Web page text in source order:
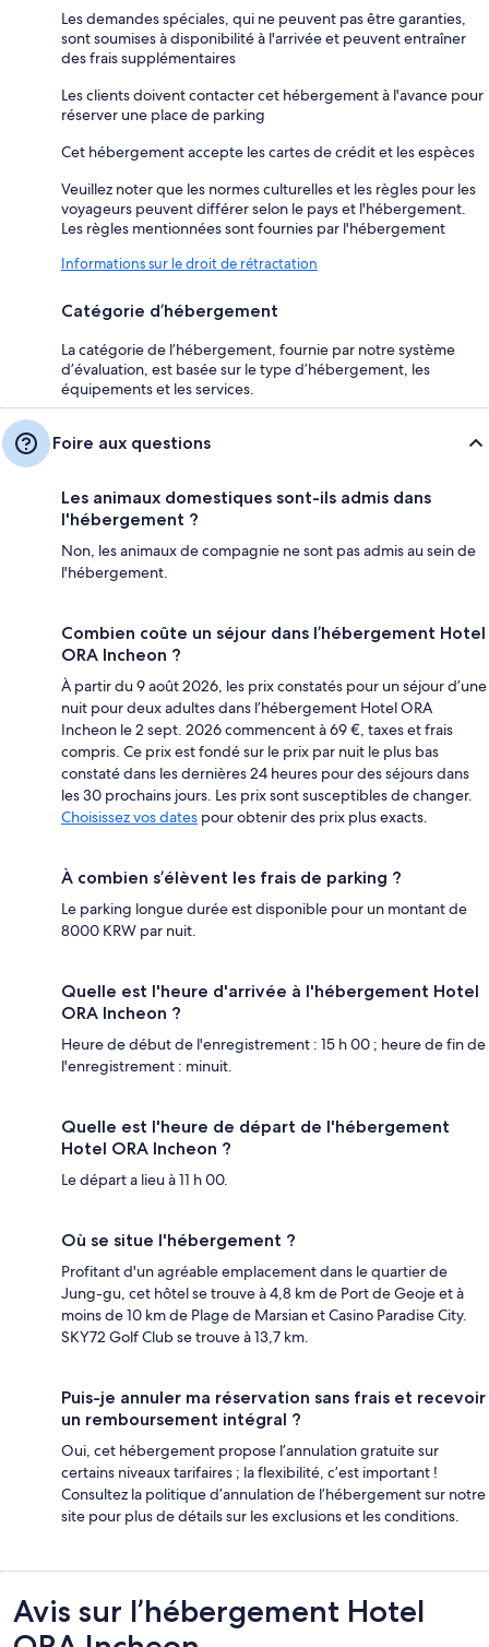
Les demandes spéciales, qui ne peuvent pas être garanties,
sont soumises à disponibilité à l'arrivée et peuvent entraîner
des frais supplémentaires
Les clients doivent contacter cet hébergement à l'avance pour
réserver une place de parking
Cet hébergement accepte les cartes de crédit et les espèces
Veuillez noter que les normes culturelles et les règles pour les
voyageurs peuvent différer selon le pays et l'hébergement.
Les règles mentionnées sont fournies par l'hébergement
Informations sur le droit de rétractation
Catégorie d’hébergement
La catégorie de l’hébergement, fournie par notre système
d’évaluation, est basée sur le type d’hébergement, les
équipements et les services.
Foire aux questions
Les animaux domestiques sont-ils admis dans
l'hébergement ?
Non, les animaux de compagnie ne sont pas admis au sein de
l'hébergement.
Combien coûte un séjour dans l’hébergement Hotel
ORA Incheon ?
À partir du 9 août 2026, les prix constatés pour un séjour d’une
nuit pour deux adultes dans l’hébergement Hotel ORA
Incheon le 2 sept. 2026 commencent à 69 €, taxes et frais
compris. Ce prix est fondé sur le prix par nuit le plus bas
constaté dans les dernières 24 heures pour des séjours dans
les 30 prochains jours. Les prix sont susceptibles de changer.
Choisissez vos dates pour obtenir des prix plus exacts.
À combien s’élèvent les frais de parking ?
Le parking longue durée est disponible pour un montant de
8000 KRW par nuit.
Quelle est l'heure d'arrivée à l'hébergement Hotel
ORA Incheon ?
Heure de début de l'enregistrement : 15 h 00 ; heure de fin de
l'enregistrement : minuit.
Quelle est l'heure de départ de l'hébergement
Hotel ORA Incheon ?
Le départ a lieu à 11 h 00.
Où se situe l'hébergement ?
Profitant d'un agréable emplacement dans le quartier de
Jung-gu, cet hôtel se trouve à 4,8 km de Port de Geoje et à
moins de 10 km de Plage de Marsian et Casino Paradise City.
SKY72 Golf Club se trouve à 13,7 km.
Puis-je annuler ma réservation sans frais et recevoir
un remboursement intégral ?
Oui, cet hébergement propose l’annulation gratuite sur
certains niveaux tarifaires ; la flexibilité, c’est important !
Consultez la politique d’annulation de l’hébergement sur notre
site pour plus de détails sur les exclusions et les conditions.
Avis
Avis sur l’hébergement Hotel